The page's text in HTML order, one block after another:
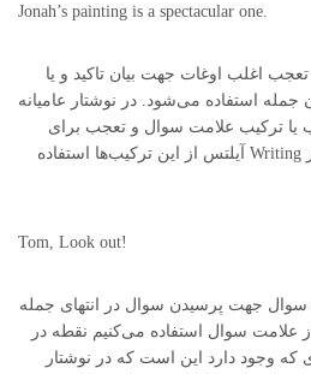
Jonah’s painting is a spectacular one.
اغلب اوغات جهت بیان تاکید و یا
جمله استفاده می‌شود. در نوشتار عامیانه
ترکیب علامت سوال و تعجب برای
بیان هیجان استفاده شود؛ اما در Writing آیلتس از این ترکیب‌ها استفاده
Tom, Look out!
جهت پرسیدن سوال در انتهای جمله
علامت سوال استفاده می‌کنیم نقطه در
که وجود دارد این است که در نوشتار